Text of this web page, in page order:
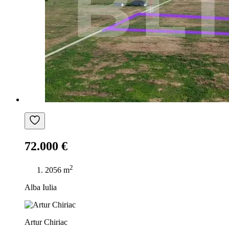
72.000 €
2056 m2
Alba Iulia
Artur Chiriac